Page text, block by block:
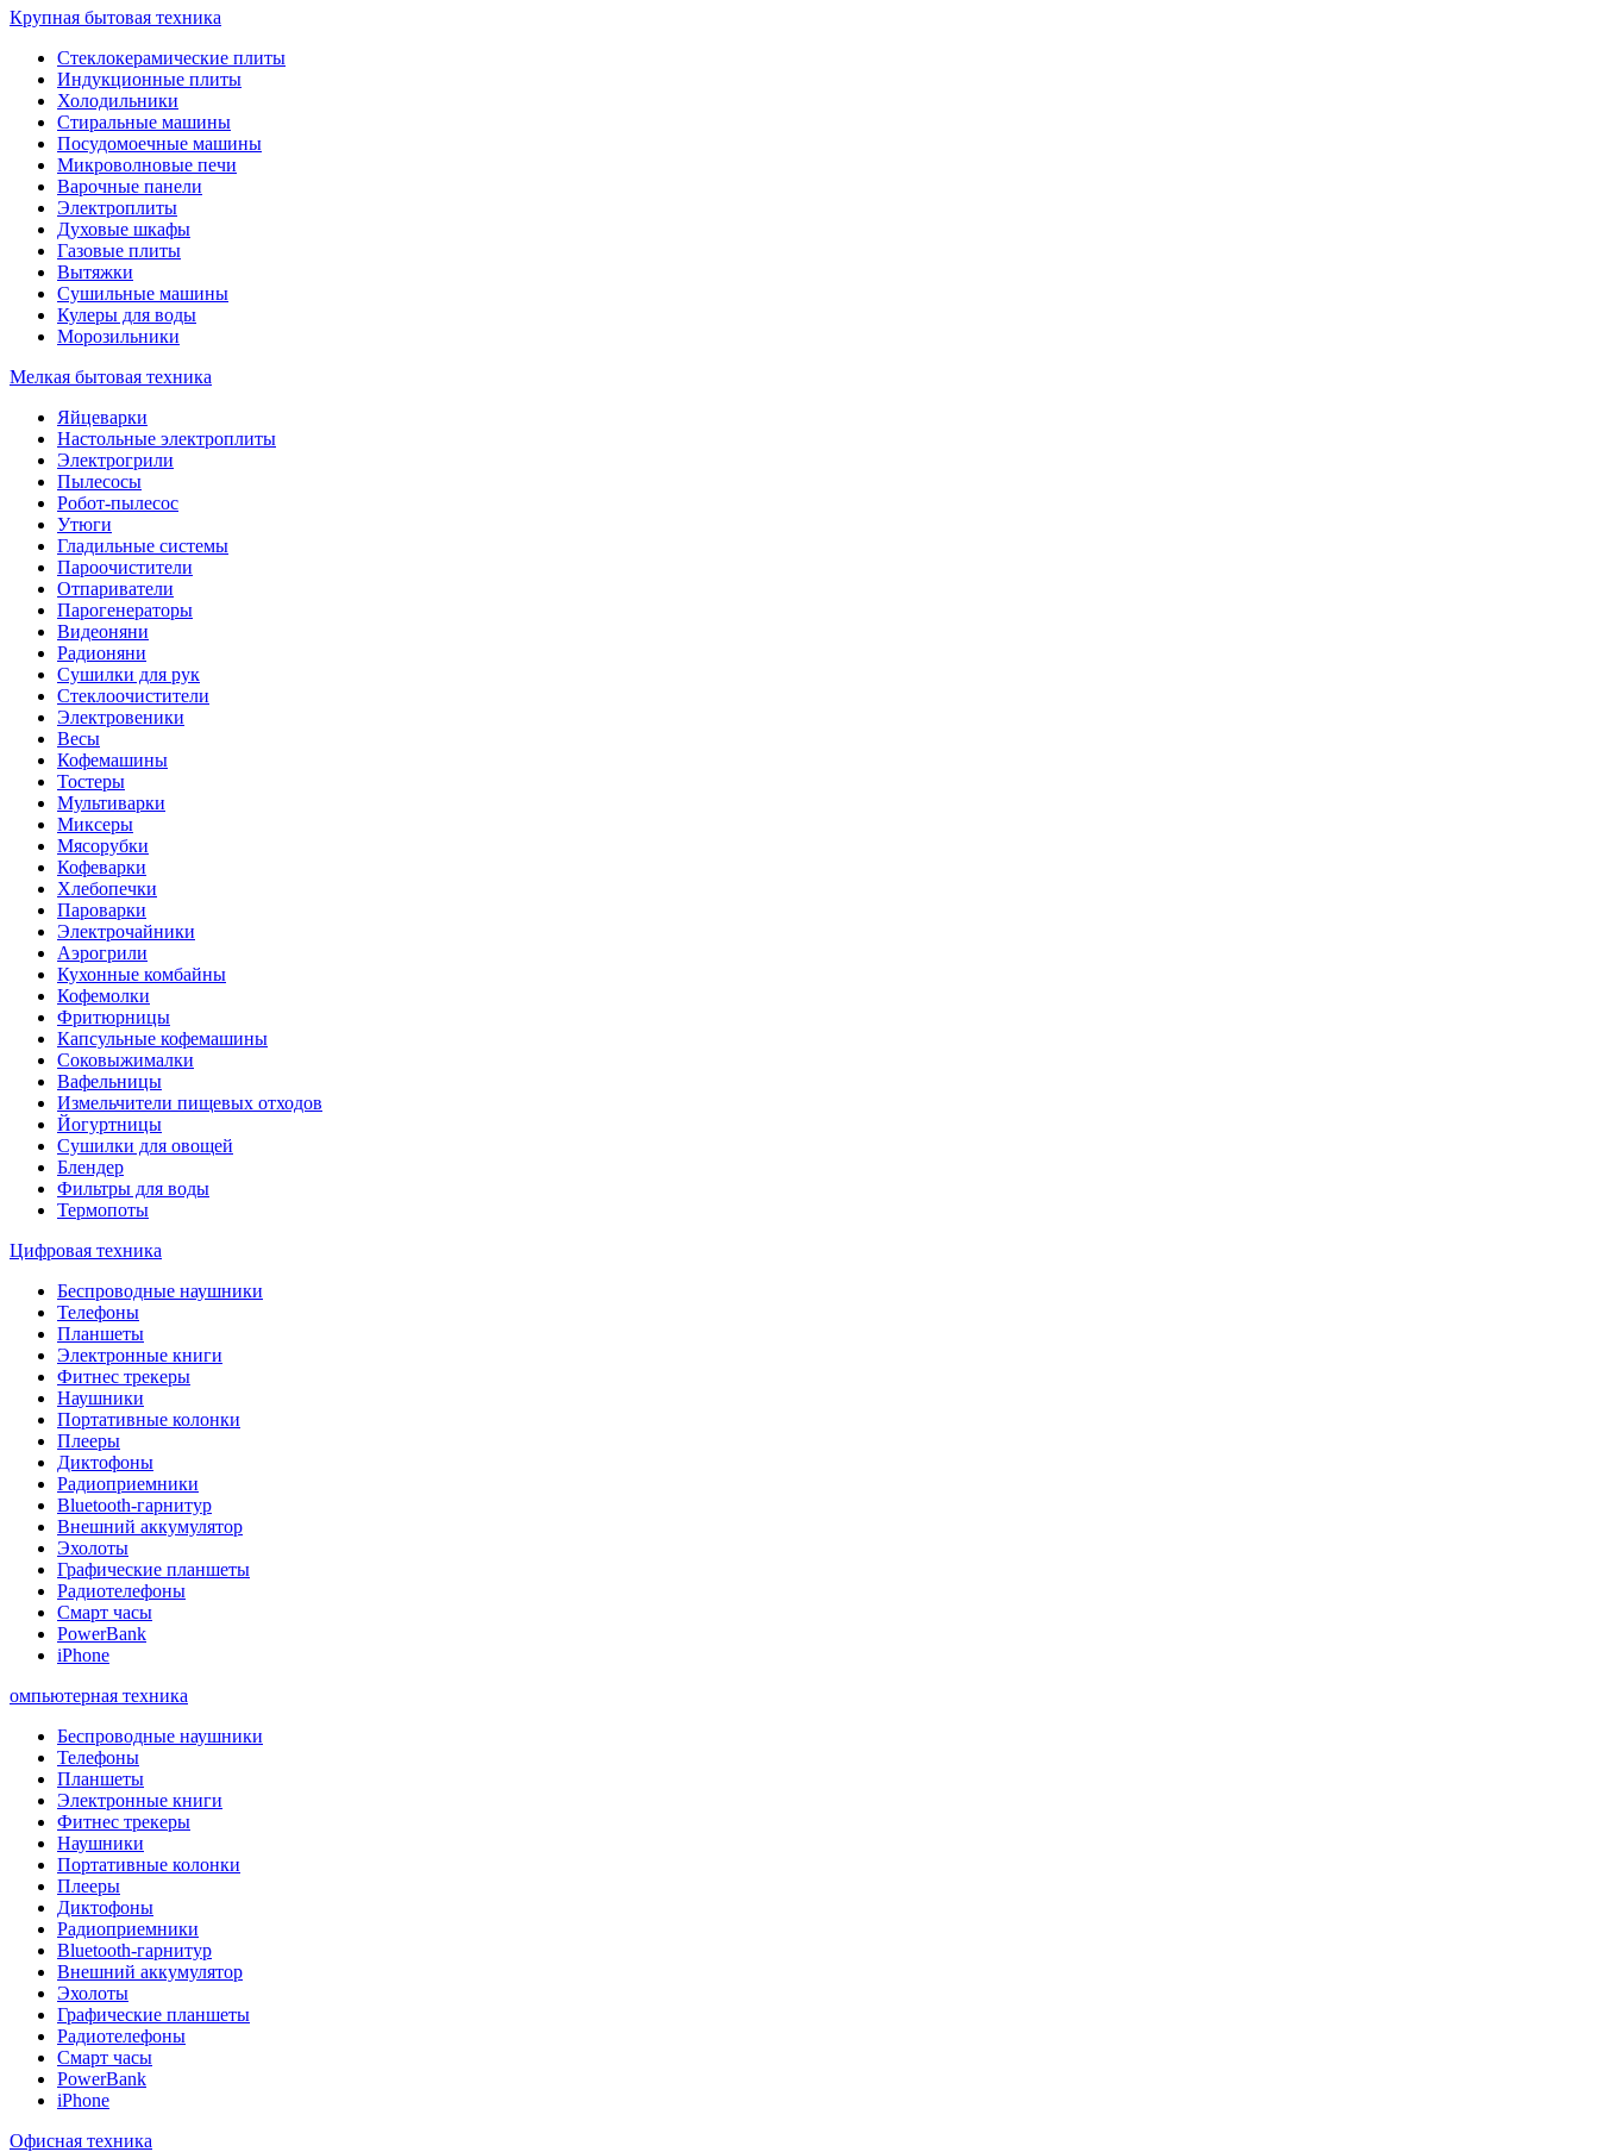
Крупная бытовая техника
Стеклокерамические плиты
Индукционные плиты
Холодильники
Стиральные машины
Посудомоечные машины
Микроволновые печи
Варочные панели
Электроплиты
Духовые шкафы
Газовые плиты
Вытяжки
Сушильные машины
Кулеры для воды
Морозильники
Мелкая бытовая техника
Яйцеварки
Настольные электроплиты
Электрогрили
Пылесосы
Робот-пылесос
Утюги
Гладильные системы
Пароочистители
Отпариватели
Парогенераторы
Видеоняни
Радионяни
Сушилки для рук
Стеклоочистители
Электровеники
Весы
Кофемашины
Тостеры
Мультиварки
Миксеры
Мясорубки
Кофеварки
Хлебопечки
Пароварки
Электрочайники
Аэрогрили
Кухонные комбайны
Кофемолки
Фритюрницы
Капсульные кофемашины
Соковыжималки
Вафельницы
Измельчители пищевых отходов
Йогуртницы
Сушилки для овощей
Блендер
Фильтры для воды
Термопоты
Цифровая техника
Беспроводные наушники
Телефоны
Планшеты
Электронные книги
Фитнес трекеры
Наушники
Портативные колонки
Плееры
Диктофоны
Радиоприемники
Bluetooth-гарнитур
Внешний аккумулятор
Эхолоты
Графические планшеты
Радиотелефоны
Смарт часы
PowerBank
iPhone
омпьютерная техника
Беспроводные наушники
Телефоны
Планшеты
Электронные книги
Фитнес трекеры
Наушники
Портативные колонки
Плееры
Диктофоны
Радиоприемники
Bluetooth-гарнитур
Внешний аккумулятор
Эхолоты
Графические планшеты
Радиотелефоны
Смарт часы
PowerBank
iPhone
Офисная техника